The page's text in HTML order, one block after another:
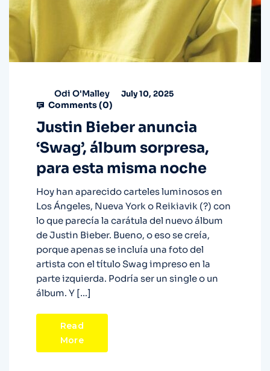
Odi O'Malley July 10, 2025
Comments (0)
Justin Bieber anuncia
‘Swag’, álbum sorpresa,
para esta misma noche
Hoy han aparecido carteles luminosos en
Los Ángeles, Nueva York o Reikiavik (?) con
lo que parecía la carátula del nuevo álbum
de Justin Bieber. Bueno, o eso se creía,
porque apenas se incluía una foto del
artista con el título Swag impreso en la
parte izquierda. Podría ser un single o un
álbum. Y […]
Read
More